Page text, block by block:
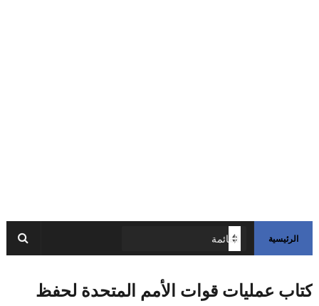
الرئيسية
كتاب عمليات قوات الأمم المتحدة لحفظ